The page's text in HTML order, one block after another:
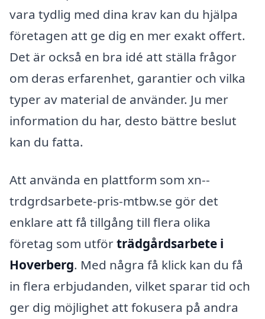
vara tydlig med dina krav kan du hjälpa
företagen att ge dig en mer exakt offert.
Det är också en bra idé att ställa frågor
om deras erfarenhet, garantier och vilka
typer av material de använder. Ju mer
information du har, desto bättre beslut
kan du fatta.
Att använda en plattform som xn--
trdgrdsarbete-pris-mtbw.se gör det
enklare att få tillgång till flera olika
företag som utförträdgårdsarbete i
Hoverberg. Med några få klick kan du få
in flera erbjudanden, vilket sparar tid och
ger dig möjlighet att fokusera på andra